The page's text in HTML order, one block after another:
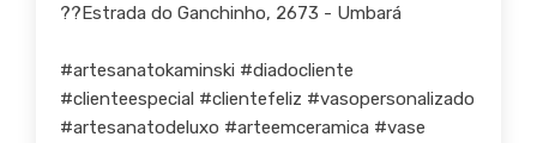
??Estrada do Ganchinho, 2673 - Umbará
#artesanatokaminski #diadocliente
#clienteespecial #clientefeliz #vasopersonalizado
#artesanatodeluxo #arteemceramica #vase